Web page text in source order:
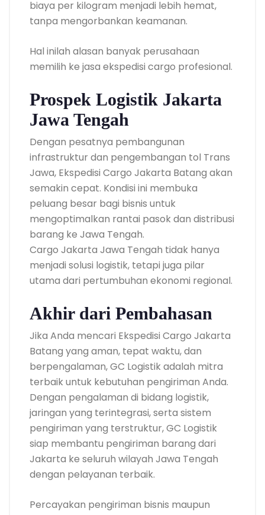
biaya per kilogram menjadi lebih hemat,
tanpa mengorbankan keamanan.
Hal inilah alasan banyak perusahaan
memilih ke jasa ekspedisi cargo profesional.
Prospek Logistik Jakarta
Jawa Tengah
Dengan pesatnya pembangunan
infrastruktur dan pengembangan tol Trans
Jawa, Ekspedisi Cargo Jakarta Batang akan
semakin cepat. Kondisi ini membuka
peluang besar bagi bisnis untuk
mengoptimalkan rantai pasok dan distribusi
barang ke Jawa Tengah.
Cargo Jakarta Jawa Tengah tidak hanya
menjadi solusi logistik, tetapi juga pilar
utama dari pertumbuhan ekonomi regional.
Akhir dari Pembahasan
Jika Anda mencari Ekspedisi Cargo Jakarta
Batang yang aman, tepat waktu, dan
berpengalaman, GC Logistik adalah mitra
terbaik untuk kebutuhan pengiriman Anda.
Dengan pengalaman di bidang logistik,
jaringan yang terintegrasi, serta sistem
pengiriman yang terstruktur, GC Logistik
siap membantu pengiriman barang dari
Jakarta ke seluruh wilayah Jawa Tengah
dengan pelayanan terbaik.
Percayakan pengiriman bisnis maupun